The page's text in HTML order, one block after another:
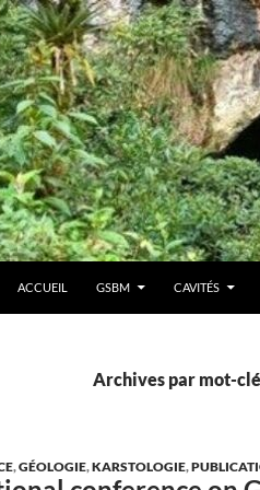
ACCUEIL GSBM CAVITÉS
Archives par mot-
,GÉOLOGIE,KARSTOLOGIE,